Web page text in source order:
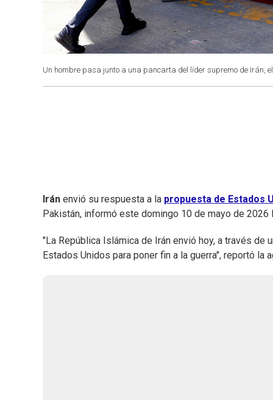
Un hombre pasa junto a una pancarta del líder supremo de Irán,
Irán envió su respuesta a la propuesta de Estados
Pakistán, informó este domingo 10 de mayo de 2026
"La República Islámica de Irán envió hoy, a través
Estados Unidos para poner fin a la guerra", reportó